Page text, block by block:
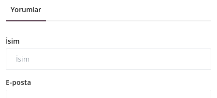
Yorumlar
İsim
E-posta